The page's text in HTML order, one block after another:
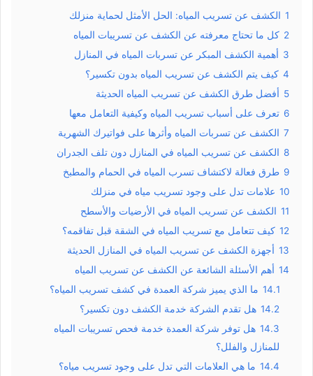
1 الكشف عن تسريب المياه: الحل الأمثل لحماية منزلك
2 كل ما تحتاج معرفته عن الكشف عن تسريبات المياه
3 أهمية الكشف المبكر عن تسربات المياه في المنازل
4 كيف يتم الكشف عن تسريب المياه بدون تكسير؟
5 أفضل طرق الكشف عن تسريب المياه الحديثة
6 تعرف على أسباب تسريب المياه وكيفية التعامل معها
7 الكشف عن تسربات المياه وأثرها على فواتيرك الشهرية
8 الكشف عن تسريب المياه في المنازل دون تلف الجدران
9 طرق فعالة لاكتشاف تسرب المياه في الحمام والمطبخ
10 علامات تدل على وجود تسريب مياه في منزلك
11 الكشف عن تسريب المياه في الأرضيات والأسطح
12 كيف تتعامل مع تسريب المياه في الشقة قبل تفاقمه؟
13 أجهزة الكشف عن تسريب المياه في المنازل الحديثة
14 أهم الأسئلة الشائعة عن الكشف عن تسريب المياه
14.1 ما الذي يميز شركة العمدة في كشف تسريب المياه؟
14.2 هل تقدم الشركة خدمة الكشف دون تكسير؟
14.3 هل توفر شركة العمدة خدمة فحص تسريبات المياه
للمنازل والفلل؟
14.4 ما هي العلامات التي تدل على وجود تسريب مياه؟